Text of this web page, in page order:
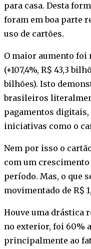
para casa. Desta
foram em boa parte
uso de cartões.
O maior aumento foi
(+107,4%, R$ 43,3
bilhões). Isto
brasileiros
pagamentos
iniciativas como o
Nem por isso o
com um crescimento
período. Mas, o que
movimentado de R$
Houve uma drástica
no exterior, foi 60%
principalmente ao